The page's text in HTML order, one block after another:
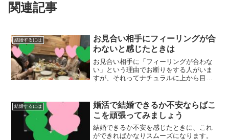
関連記事
結婚するには
お見合い相手にフィーリングが合
わないと感じたときは
お見合い相手に「フィーリングが合わな
い」という理由でお断りをする人がいま
すが、それってナチュラルに上から目線
結婚するには
婚活で結婚できるか不安ならばこ
こを頑張ってみましょう
結婚できるか不安を感じたときに、これ
ができればかなりスムーズになります。